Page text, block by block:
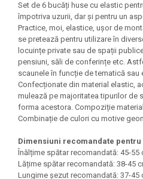
Set de 6 bucăți huse cu elastic
împotriva uzurii, dar și pentru un
Practice, moi, elastice, ușor de
se pretează pentru utilizare în
locuințe private sau de spații
pensiuni, săli de conferințe etc.
scaunele în funcție de tematică sau
Confecționate din material elastic,
mulează pe majoritatea tipurilor de
forma acestora. Compoziție
Combinație de culori cu motive
Dimensiuni recomandate pentru
Înălțime spătar recomandată: 45-55
Lățime spătar recomandată: 38-45
Lungime șezut recomandată: 37-45